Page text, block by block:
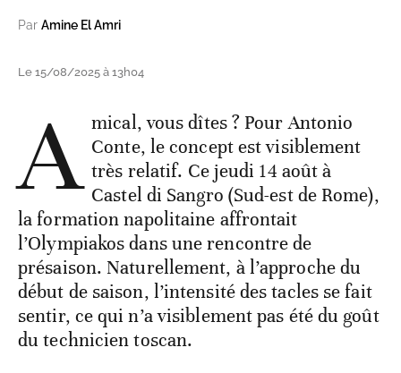
Par Amine El Amri
Le 15/08/2025 à 13h04
A mical, vous dîtes ? Pour Antonio
Conte, le concept est visiblement
très relatif. Ce jeudi 14 août à
Castel di Sangro (Sud-est de Rome),
la formation napolitaine affrontait
l’Olympiakos dans une rencontre de
présaison. Naturellement, à l’approche du
début de saison, l’intensité des tacles se fait
sentir, ce qui n’a visiblement pas été du goût
du technicien toscan.